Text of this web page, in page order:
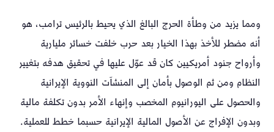
ومما يزيد من وطأة الحرج البالغ الذي يحيط بالرئيس ترامب، هو
أنه مضطر للأخذ بهذا الخيار بعد حرب خلفت خسائر مليارية
وأرواح جنود أمريكيين كان قد عوّل عليها في تحقيق هدفه بتغيير
النظام ومن ثم الوصول بأمان إلى المنشآت النووية الإيرانية
والحصول على اليورانيوم المخصب وإنهاء الأمر بدون تكلفة مالية
وبدون الإفراج عن الأصول المالية الإيرانية حسبما خطط للعملية.